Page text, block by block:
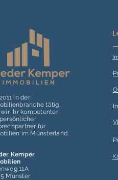
in der
tätig,
Ihr kompetenter
für
im Münsterland.
Kemper
11A
Münster